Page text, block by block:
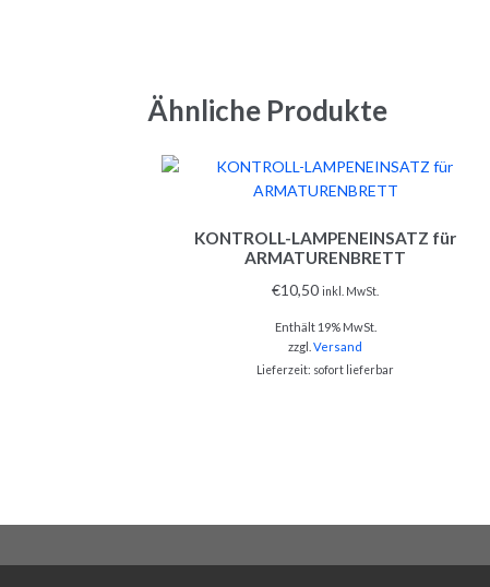
Ähnliche Produkte
KONTROLL-LAMPENEINSATZ für
ARMATURENBRETT
€10,50 inkl. MwSt.
Enthält 19% MwSt.
zzgl.Versand
Lieferzeit: sofort lieferbar